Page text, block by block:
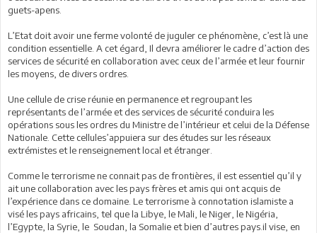
guets-apens.
L’Etat doit avoir une ferme volonté de juguler ce phénomène, c’est là une
condition essentielle. A cet égard, Il devra améliorer le cadre d’action des
services de sécurité en collaboration avec ceux de l’armée et leur fournir
les moyens, de divers ordres.
Une cellule de crise réunie en permanence et regroupant les
représentants de l’armée et des services de sécurité conduira les
opérations sous les ordres du Ministre de l’intérieur et celui de la Défense
Nationale. Cette cellules’appuiera sur des études sur les réseaux
extrémistes et le renseignement local et étranger.
Comme le terrorisme ne connait pas de frontières, il est essentiel qu’il y
ait une collaboration avec les pays frères et amis qui ont acquis de
l’expérience dans ce domaine. Le terrorisme à connotation islamiste a
visé les pays africains, tel que la Libye, le Mali, le Niger, le Nigéria,
l’Egypte, la Syrie, le Soudan, la Somalie et bien d’autres pays.il vise, en